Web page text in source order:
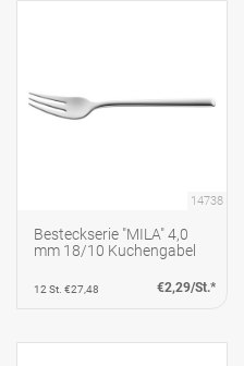
14738
Besteckserie "MILA" 4,0
mm 18/10 Kuchengabel
12 St. €27,48 €2,29/St.*